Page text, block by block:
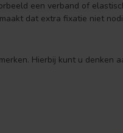
een verband of
dat extra fixatie niet
Hierbij kunt u denken